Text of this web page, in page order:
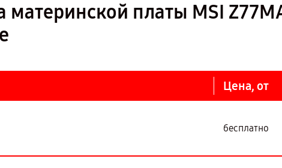
материнской платы MSI
Цена, от
бесплатно